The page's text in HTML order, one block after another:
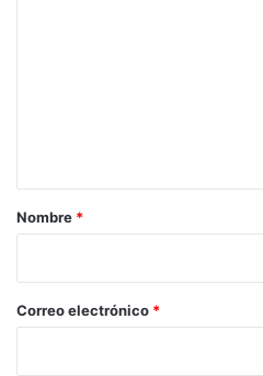
r
*
Nombre *
Correo electrónico *